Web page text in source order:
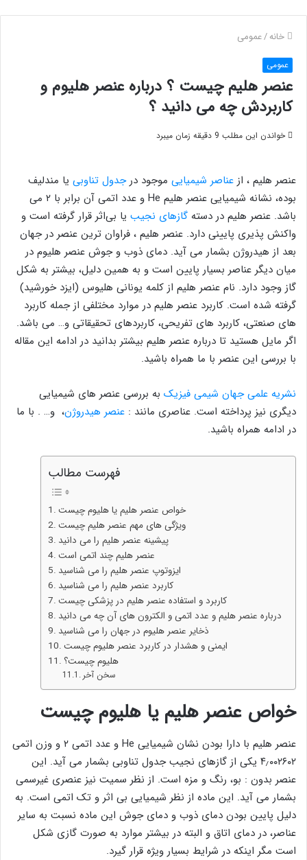
خانه/عمومی
عمومی
عنصر هلیم چیست ؟ درباره عنصر هلیوم و
کاربردش چه می دانید ؟
خواندن این مطلب 9 دقیقه زمان میبرد
عنصر هلیم ، از عناصر شیمیایی موجود درجدول تناوبی یا مندلیف
بوده، نشانه شیمیایی عنصر هلیم He و عدد اتمی آن برابر با ۲ می
باشد. عنصر هلیم در دسته گازهای نجیب یا بی‌اثر قرار گرفته است و
واکنش پذیری پایینی دارد. عنصر هلیم ، فراوان ترین عنصر در جهان
بعد از هیدروژن بشمار می آید. دمای ذوب و جوش عنصر هلیوم در
میان دیگر عناصر بسیار پایین است و به همین دلیل، بیشتر به شکل
گاز وجود دارد. نام عنصر هلیم از کلمه یونانی هلیوس (ایزد خورشید)
گرفته شده است. کاربرد عنصر هلیم در موارد مختلفی از جمله کاربرد
های صنعتی، کاربرد های تفریحی، کاربردهای تحقیقاتی و… می باشد.
اگر مایل هستید تا درباره عنصر هلیم بیشتر بدانید در ادامه این مقاله
با بررسی این عنصر با ما همراه باشید.
نشریه علمی جهان شیمی فیزیک به بررسی عنصر های شیمیایی
دیگری نیز پرداخته است. عناصری مانند : عنصر هیدروژن، و… . با ما
در ادامه همراه باشید.
فهرست مطالب
خواص عنصر هلیم یا هلیوم چیست
ویژگی های مهم عنصر هلیم چیست
پیشینه عنصر هلیم را می دانید
عنصر هلیم چند اتمی است
ایزوتوپ عنصر هلیم را می شناسید
کاربرد عنصر هلیم را می شناسید
کاربرد و استفاده عنصر هلیم در پزشکی چیست
درباره عنصر هلیم و عدد اتمی و الکترون های آن چه می دانید
ذخایر عنصر هلیوم در جهان را می شناسید
ایمنی و هشدار در کاربرد عنصر هلیوم چیست
هلیوم چیست؟
سخن آخر
خواص عنصر هلیم یا هلیوم چیست
عنصر هلیم با دارا بودن نشان شیمیایی He و عدد اتمی ۲ و وزن اتمی
۴٫۰۰۲۶۰۲ یکی از گازهای نجیب جدول تناوبی بشمار می آید. این
عنصر بدون : بو، رنگ و مزه است. از نظر سمیت نیز عنصری غیرسمی
بشمار می آید. این ماده از نظر شیمیایی بی اثر و تک اتمی است. به
دلیل پایین بودن دمای ذوب و دمای جوش این ماده نسبت به سایر
عناصر، در دمای اتاق و البته در بیشتر موارد به صورت گازی شکل
است مگر اینکه در شرایط بسیار ویژه‌ قرار گیرد.